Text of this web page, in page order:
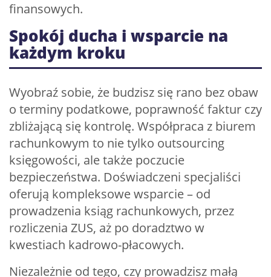
finansowych.
Spokój ducha i wsparcie na
każdym kroku
Wyobraź sobie, że budzisz się rano bez obaw
o terminy podatkowe, poprawność faktur czy
zbliżającą się kontrolę. Współpraca z biurem
rachunkowym to nie tylko outsourcing
księgowości, ale także poczucie
bezpieczeństwa. Doświadczeni specjaliści
oferują kompleksowe wsparcie – od
prowadzenia ksiąg rachunkowych, przez
rozliczenia ZUS, aż po doradztwo w
kwestiach kadrowo-płacowych.
Niezależnie od tego, czy prowadzisz małą